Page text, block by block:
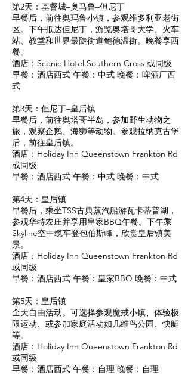
第2天：基督城–奥马鲁–但尼丁
早餐后，前往奥玛鲁小镇，参观维多利亚老街
区。下午抵达但尼丁，游览奥塔哥大学、火车
站、教堂和世界最陡街道鲍德温街。晚餐享西
餐。
酒店：Scenic Hotel Southern Cross 或同级
早餐：酒店西式 午餐：中式 晚餐：啤酒厂西
式
第3天：但尼丁–皇后镇
早餐后，前往奥塔哥半岛，参加野生动物之
旅，观察企鹅、海狮等动物。参观拉纳克古堡
后，前往皇后镇。
酒店：Holiday Inn Queenstown Frankton Rd
或同级
早餐：酒店西式 午餐：中式 晚餐：中式
第4天：皇后镇
早餐后，乘坐TSS古典蒸汽船游瓦卡蒂普湖，
参观华特农庄并享用皇家BBQ午餐。下午乘
Skyline空中缆车登包伯斯峰，欣赏皇后镇美
景。
酒店：Holiday Inn Queenstown Frankton Rd
或同级
早餐：酒店西式 午餐：皇家BBQ 晚餐：中式
第5天：皇后镇
全天自由活动。可选择参观魔戒小镇、体验极
限运动、或参加家庭活动如几维鸟公园、快艇
等。
酒店：Holiday Inn Queenstown Frankton Rd
或同级
早餐：酒店西式 午餐：自理 晚餐：自理